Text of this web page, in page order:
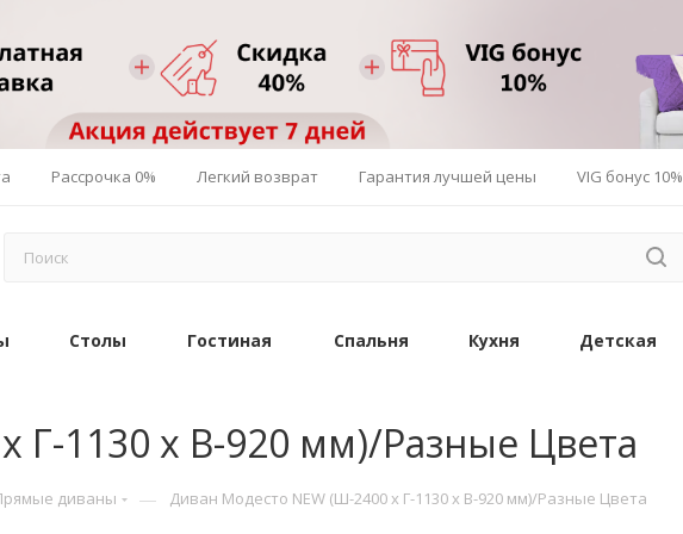
Рассрочка 0% Легкий возврат Гарантия лучшей цены VIG бонус 10%
Столы Гостиная Спальня Кухня Детская
Г-1130 х В-920 мм)/Разные Цвета
диваны — Диван Модесто NEW (Ш-2400 х Г-1130 х В-920 мм)/Разные Цвета